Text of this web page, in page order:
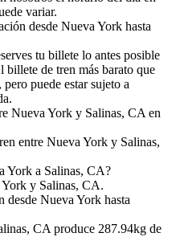
variar.
desde Nueva York hasta
tu billete lo antes posible
billete de tren más barato que
puede estar sujeto a
Nueva York y Salinas, CA en
entre Nueva York y Salinas,
York a Salinas, CA?
y Salinas, CA.
desde Nueva York hasta
CA produce 287.94kg de